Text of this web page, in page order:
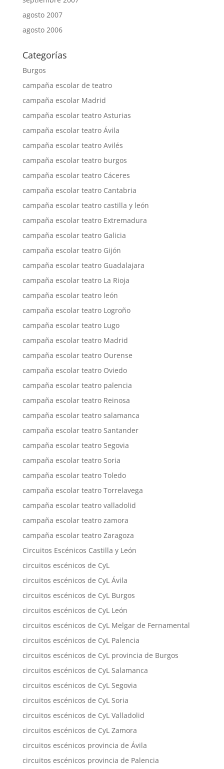
agosto 2007
agosto 2006
Categorías
Burgos
campaña escolar de teatro
campaña escolar Madrid
campaña escolar teatro Asturias
campaña escolar teatro Ávila
campaña escolar teatro Avilés
campaña escolar teatro burgos
campaña escolar teatro Cáceres
campaña escolar teatro Cantabria
campaña escolar teatro castilla y león
campaña escolar teatro Extremadura
campaña escolar teatro Galicia
campaña escolar teatro Gijón
campaña escolar teatro Guadalajara
campaña escolar teatro La Rioja
campaña escolar teatro león
campaña escolar teatro Logroño
campaña escolar teatro Lugo
campaña escolar teatro Madrid
campaña escolar teatro Ourense
campaña escolar teatro Oviedo
campaña escolar teatro palencia
campaña escolar teatro Reinosa
campaña escolar teatro salamanca
campaña escolar teatro Santander
campaña escolar teatro Segovia
campaña escolar teatro Soria
campaña escolar teatro Toledo
campaña escolar teatro Torrelavega
campaña escolar teatro valladolid
campaña escolar teatro zamora
campaña escolar teatro Zaragoza
Circuitos Escénicos Castilla y León
circuitos escénicos de CyL
circuitos escénicos de CyL Ávila
circuitos escénicos de CyL Burgos
circuitos escénicos de CyL León
circuitos escénicos de CyL Melgar de Fernamental
circuitos escénicos de CyL Palencia
circuitos escénicos de CyL provincia de Burgos
circuitos escénicos de CyL Salamanca
circuitos escénicos de CyL Segovia
circuitos escénicos de CyL Soria
circuitos escénicos de CyL Valladolid
circuitos escénicos de CyL Zamora
circuitos escénicos provincia de Ávila
circuitos escénicos provincia de Palencia